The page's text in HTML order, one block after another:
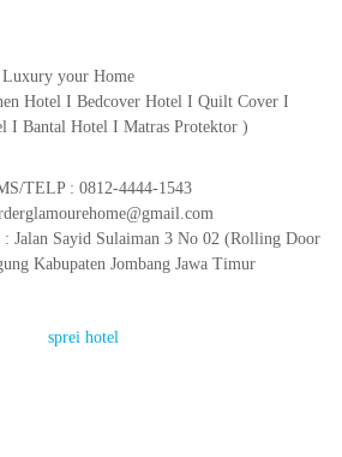
your Home
Hotel I Bedcover Hotel I Quilt Cover I
I Bantal Hotel I Matras Protektor )
TELP : 0812-4444-1543
Jalan Sayid Sulaiman 3 No 02 (Rolling Door
Kabupaten Jombang Jawa Timur